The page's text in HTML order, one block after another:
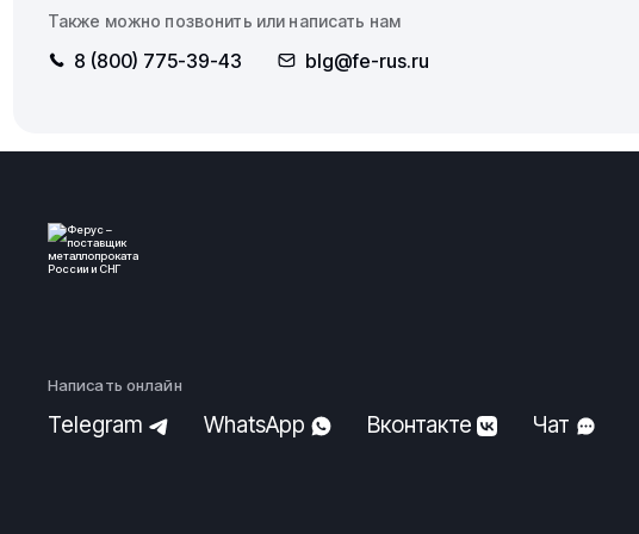
Также можно позвонить или написать нам
8 (800) 775-39-43 blg@fe-rus.ru
Написать онлайн
Telegram WhatsApp Вконтакте Чат